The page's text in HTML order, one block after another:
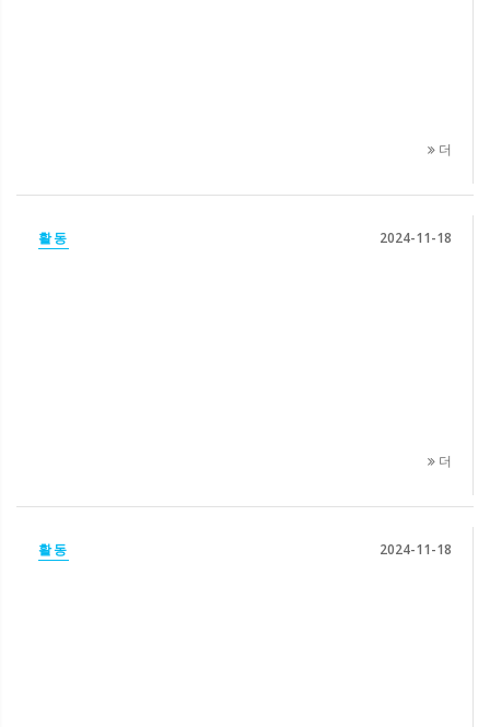
더
활동 2024-11-18
더
활동 2024-11-18